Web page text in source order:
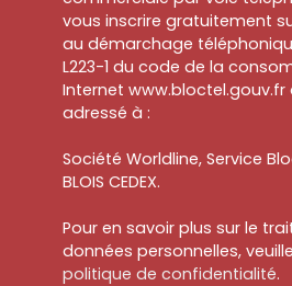
vous inscrire gratuitement
au démarchage
L223-1 du code de la
Internet www.bloctel.gouv.fr
adressé à :
Société Worldline, Service
BLOIS CEDEX.
Pour en savoir plus sur le
données personnelles,
politique de confidentialité.